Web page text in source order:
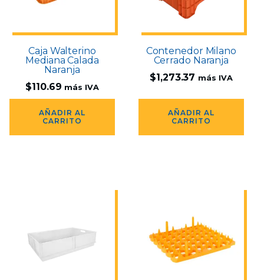
Caja Walterino
Mediana Calada
Naranja
$110.69 más IVA
AÑADIR AL
CARRITO
Contenedor Milano
Cerrado Naranja
$1,273.37 más IVA
AÑADIR AL
CARRITO